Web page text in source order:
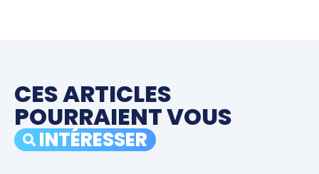
CES ARTICLES
POURRAIENT VOUS
INTÉRESSER